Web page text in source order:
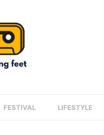
FESTIVAL LIFESTYLE